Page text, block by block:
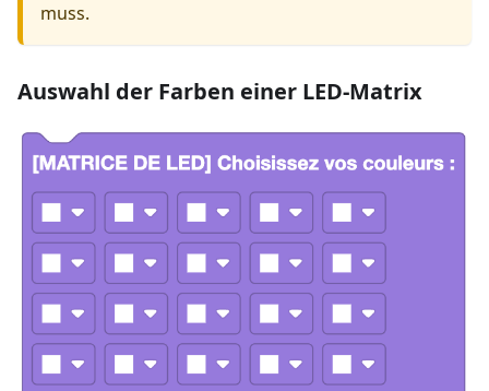
muss.
Auswahl der Farben einer LED-Matrix